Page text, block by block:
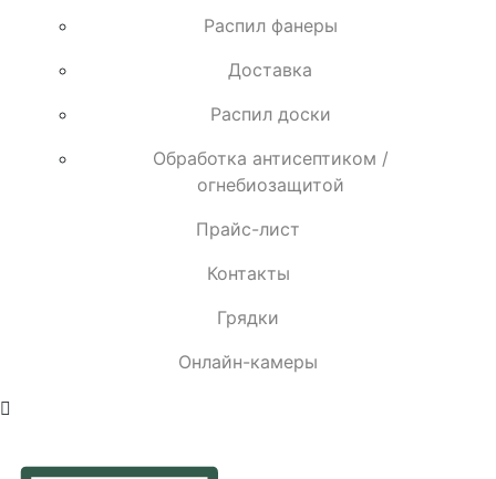
Распил фанеры
Доставка
Распил доски
Обработка антисептиком /
огнебиозащитой
Прайс-лист
Контакты
Грядки
Онлайн-камеры